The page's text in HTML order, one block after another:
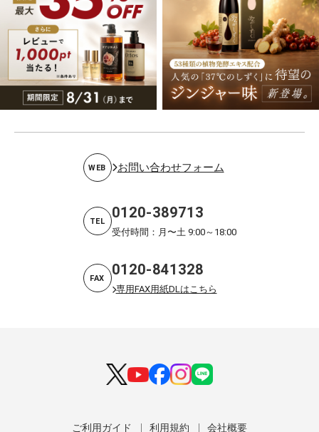
WEB お問い合わせフォーム
TEL 0120-389713
受付時間：月〜土 9:00～18:00
FAX 0120-841328
専用FAX用紙DLはこちら
ご利用ガイド 利用規約 会社概要